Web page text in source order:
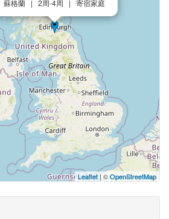
蘇格蘭 | 2周-4周 | 寄宿家庭
Leaflet | ©OpenStreetMap